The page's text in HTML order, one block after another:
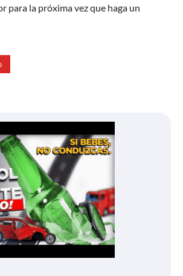
para la próxima vez que haga un